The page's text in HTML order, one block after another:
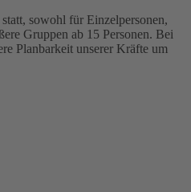
sowohl für Einzelpersonen,
Gruppen ab 15 Personen. Bei
Planbarkeit unserer Kräfte um